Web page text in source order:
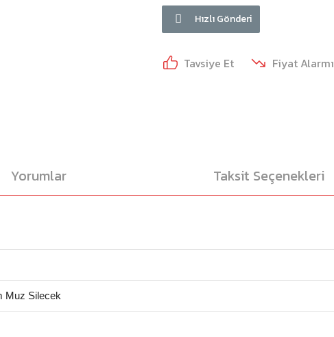
Hızlı Gönderi
Tavsiye Et Fiyat Alarmı
Yorumlar Taksit Seçenekleri
Muz Silecek